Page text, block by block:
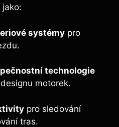
jako:
systémy pro
technologie
motorek.
pro sledování
tras.